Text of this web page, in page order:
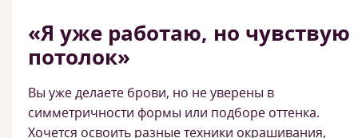
«Я уже работаю, но чувствую
потолок»
Вы уже делаете брови, но не уверены в
симметричности формы или подборе оттенка.
Хочется освоить разные техники окрашивания,